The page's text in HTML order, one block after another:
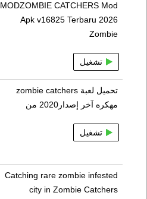
MODZOMBIE CATCHERS Mod
Apk v16825 Terbaru 2026
Zombie
تشغيل
تحميل لعبة zombie catchers
مهكره آخر إصدار2020 من
تشغيل
Catching rare zombie infested
city in Zombie Catchers